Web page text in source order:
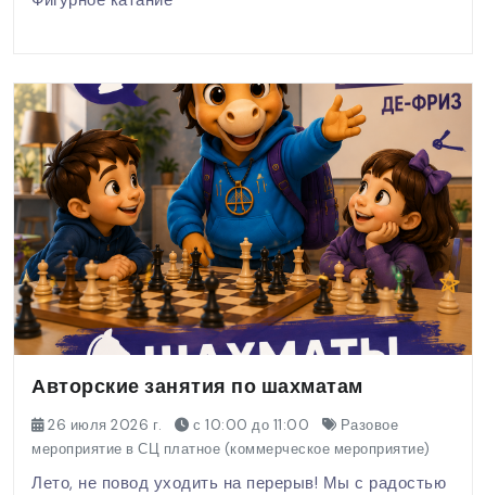
Авторские занятия по шахматам
26 июля 2026 г. с 10:00 до 11:00
Разовое
мероприятие в СЦ платное (коммерческое мероприятие)
Лето, не повод уходить на перерыв! Мы с радостью